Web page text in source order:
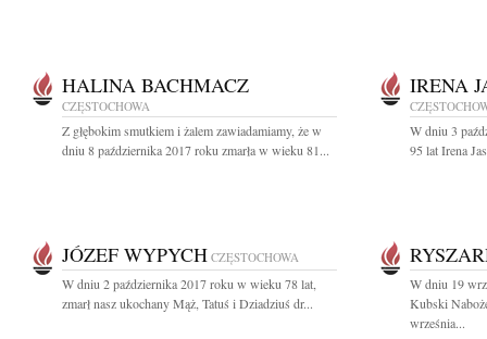
HALINA BACHMACZ
CZĘSTOCHOWA
Z głębokim smutkiem i żalem zawiadamiamy, że w
dniu 8 października 2017 roku zmarła w wieku 81...
IRENA
W dniu 3
95 lat Irena
JÓZEF WYPYCH CZĘSTOCHOWA
W dniu 2 października 2017 roku w wieku 78 lat,
zmarł nasz ukochany Mąż, Tatuś i Dziadziuś dr...
W dniu 19
Kubski
września...